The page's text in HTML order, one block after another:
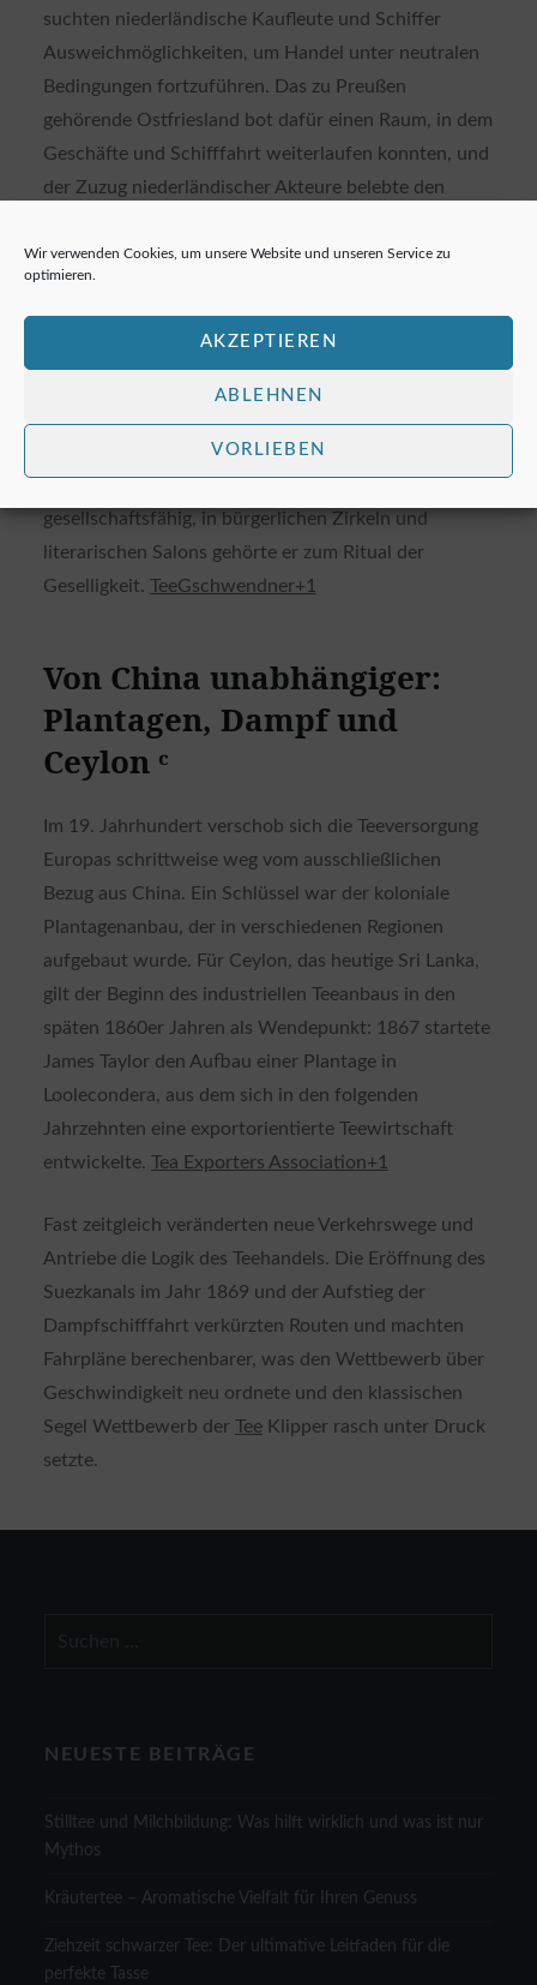
Wir verwenden Cookies, um unsere Website und unseren Service zu
optimieren.
AKZEPTIEREN
ABLEHNEN
VORLIEBEN
suchten niederländische Kaufleute und Schiffer
Ausweichmöglichkeiten, um Handel unter neutralen
Bedingungen fortzuführen. Das zu Preußen
gehörende Ostfriesland bot dafür einen Raum, in dem
Geschäfte und Schifffahrt weiterlaufen konnten, und
der Zuzug niederländischer Akteure belebte den
Zeitgenössisch und in späteren
Überblicksdarstellungen wird dieser Effekt oft sehr
plastisch beschrieben, bis hin zur Angabe, dass
zahlreiche niederländische Schiffe unter
exakten Zahl zeigt sich der kulturelle Nachhall
deutlich:Teewurde in Norddeutschland zunehmend
gesellschaftsfähig, in bürgerlichen Zirkeln und
literarischen Salons gehörte er zum Ritual der
Geselligkeit. TeeGschwendner+1
Von China unabhängiger:
Plantagen, Dampf und
Ceylon ᶜ
Im 19. Jahrhundert verschob sich die Teeversorgung
Europas schrittweise weg vom ausschließlichen
Bezug aus China. Ein Schlüssel war der koloniale
Plantagenanbau, der in verschiedenen Regionen
aufgebaut wurde. Für Ceylon, das heutige Sri Lanka,
gilt der Beginn des industriellen Teeanbaus in den
späten 1860er Jahren als Wendepunkt: 1867 startete
James Taylor den Aufbau einer Plantage in
Loolecondera, aus dem sich in den folgenden
Jahrzehnten eine exportorientierte Teewirtschaft
entwickelte. Tea Exporters Association+1
Fast zeitgleich veränderten neue Verkehrswege und
Antriebe die Logik des Teehandels. Die Eröffnung des
Suezkanals im Jahr 1869 und der Aufstieg der
Dampfschifffahrt verkürzten Routen und machten
Fahrpläne berechenbarer, was den Wettbewerb über
Geschwindigkeit neu ordnete und den klassischen
Segel Wettbewerb der TeeKlipper rasch unter Druck
setzte.
NEUESTE BEITRÄGE
Stilltee und Milchbildung: Was hilft wirklich und was ist nur
Mythos
Kräutertee – Aromatische Vielfalt für Ihren Genuss
Ziehzeit schwarzer Tee: Der ultimative Leitfaden für die
perfekte Tasse